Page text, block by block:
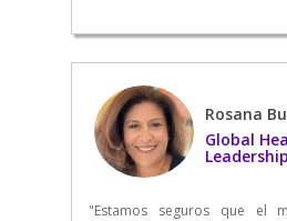
Rosana
Global
"Estamos seguros que el